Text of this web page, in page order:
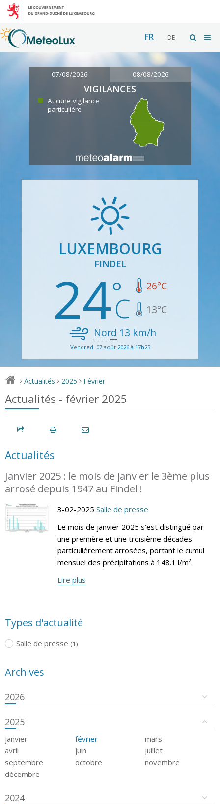
FR DE
07/08/2026 08/08/2026
VIGILANCES
Aucune vigilance
particulière
LUXEMBOURG
FINDEL
24 26°C
13°C
Nord 13 km/h
Vendredi 07 août 2026 à 17h25
> Actualités > 2025 > Février
Actualités - février 2025
Actualités
Janvier 2025 : le mois de janvier le 3ème plus
arrosé depuis 1947 au Findel !
3-02-2025 Salle de presse
Le mois de janvier 2025 s’est distingué par
une première et une troisième décades
particulièrement arrosées, portant le cumul
mensuel des précipitations à 148.1 l/m².
Lire plus
Types d'actualité
Salle de presse (1)
Archives
2026
2025
janvier février
mars
avril
juin
juillet
septembre
octobre
novembre
décembre
2024